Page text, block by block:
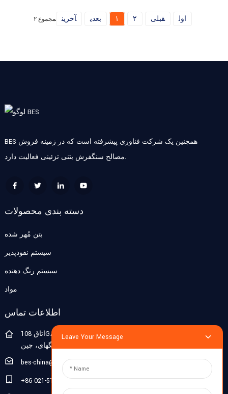
اول قبلی ۱ ۲ بعدی آخرین مجموع ۲
BES همچنین یک شرکت فناوری پیشرفته است که در زمینه فروش
مصالح سنگفرش بتنی تزئینی فعالیت دارد.
دسته بندی محصولات
بتن مُهر شده
سیستم نفوذپذیر
سیستم رنگ دهنده
مواد
اطلاعات تماس
اتاق 108G، طبقه 1، ساختمان 10، پوجیانگ ژیگو، خیابان لیان هانگ
bes-china@besdeconcrete.com
‎+86 021-51692846‎
Leave Your Message